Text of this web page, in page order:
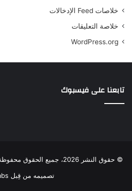
خلاصات Feed الإدخالات
خلاصة التعليقات
WordPress.org
تابعنا على فيسبوك
© حقوق النشر 2026، جميع الحقوق محفوظة |
تصميمه من قِبل TieLabs